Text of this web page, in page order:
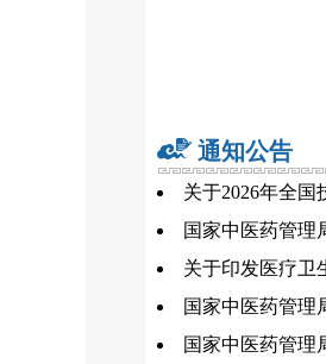
通知公告
关于2026年全
国家中医药管理
关于印发医疗卫
国家中医药管理
国家中医药管理